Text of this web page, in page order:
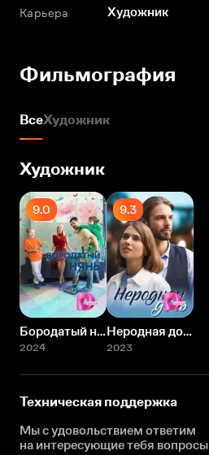
Карьера Художник
Фильмография
ВсеХудожник
Художник
9.0
Бородатый нянь
2024
9.3
Неродная дочь
2023
Техническая поддержка
Мы с удовольствием ответим
на интересующиетебя вопросы